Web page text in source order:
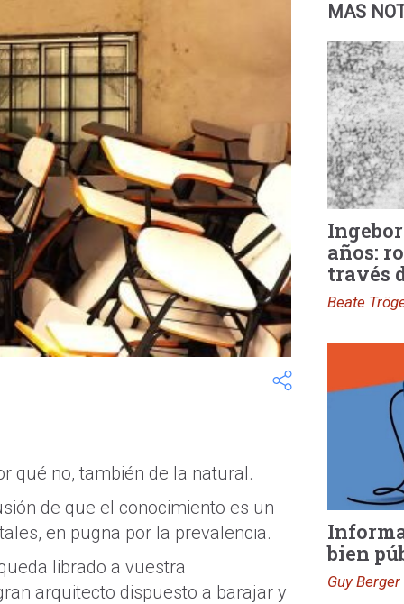
qué no, también de la natural.
de que el conocimiento es un
en pugna por la prevalencia.
librado a vuestra
arquitecto dispuesto a barajar y
MAS
años:
través
Beate
bien
Guy Berger